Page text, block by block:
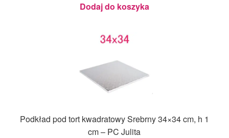
Dodaj do koszyka
Podkład pod tort kwadratowy Srebrny 34×34 cm, h 1
cm – PC Julita